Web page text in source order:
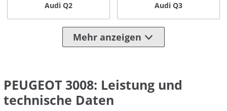
Audi Q2 Audi Q3
Mehr anzeigen
PEUGEOT 3008: Leistung und
technische Daten